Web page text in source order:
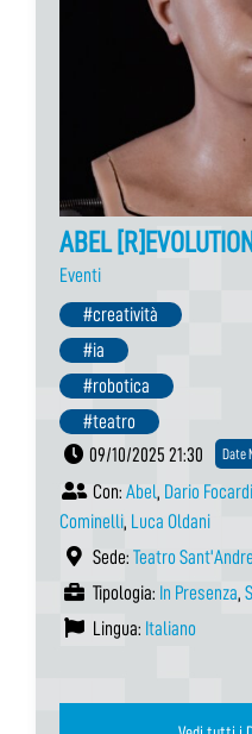
ABEL [R]EVOLUTION
Eventi
#creatività
#ia
#robotica
#teatro
09/10/2025 21:30
Date
Con: Abel, Dario Focardi
Cominelli, Luca Oldani
Sede: Teatro
Tipologia: In Presenza,
Lingua: Italiano